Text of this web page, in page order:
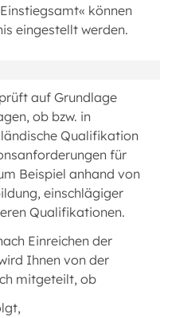
können
eingestellt werden.
auf Grundlage
ob bzw. in
Qualifikation
für
Beispiel anhand von
einschlägiger
Qualifikationen.
Einreichen der
Ihnen von der
mitgeteilt, ob